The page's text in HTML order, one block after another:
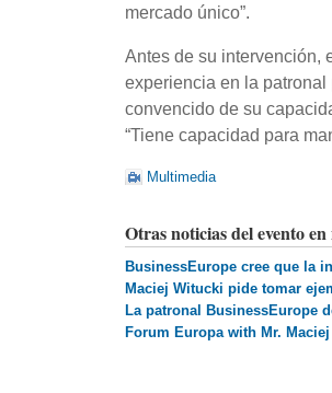
mercado único”.
Antes de su intervención,
experiencia en la
convencido de su
“Tiene capacidad para
Multimedia
Otras noticias del evento
BusinessEurope cree que la
Maciej Witucki pide tomar
La patronal BusinessEurope
Forum Europa with Mr.